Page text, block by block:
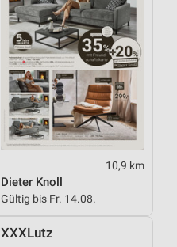
10,9 km
Dieter Knoll
Gültig bis Fr. 14.08.
XXXLutz